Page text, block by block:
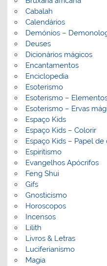
Cabalah
Calendários
Demónios –
Deuses
Dicionários mágicos
Encantamentos
Enciclopedia
Esoterismo
Esoterismo –
Esoterismo – Ervas
Espaço Kids
Espaço Kids – Colorir
Espaço Kids – Papel de
Espiritismo
Evangelhos Apócrifos
Feng Shui
Gifs
Gnosticismo
Horoscopos
Incensos
Lilith
Livros & Letras
Luciferianismo
Magia